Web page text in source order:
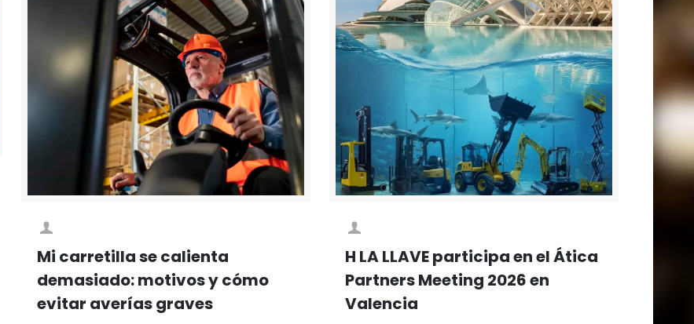
Mi carretilla se calienta
demasiado: motivos y cómo
evitar averías graves
H LA LLAVE participa en el Ática
Partners Meeting 2026 en
Valencia